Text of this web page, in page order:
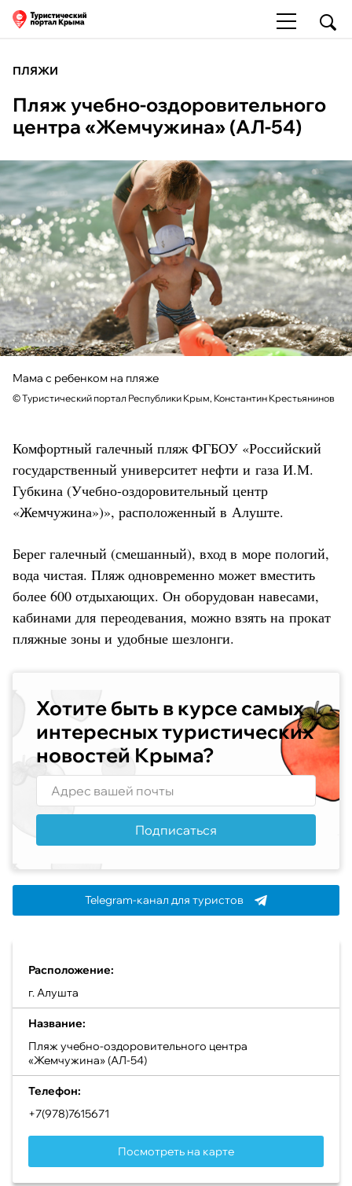
ПЛЯЖИ
Пляж учебно-оздоровительного
центра «Жемчужина» (АЛ-54)
Мама с ребенком на пляже
©Туристический портал Республики Крым, Константин Крестьянинов
Комфортный галечный пляж ФГБОУ «Российский
государственный университет нефти и газа И.М.
Губкина (Учебно-оздоровительный центр
«Жемчужина»)», расположенный в Алуште.
Берег галечный (смешанный), вход в море пологий,
вода чистая. Пляж одновременно может вместить
более 600 отдыхающих. Он оборудован навесами,
кабинами для переодевания, можно взять на прокат
пляжные зоны и удобные шезлонги.
Хотите быть в курсе самых
интересных туристических
новостей Крыма?
Подписаться
Telegram-канал для туристов
Расположение:
г. Алушта
Название:
Пляж учебно-оздоровительного центра
«Жемчужина» (АЛ-54)
Телефон:
+7(978)7615671
Посмотреть на карте